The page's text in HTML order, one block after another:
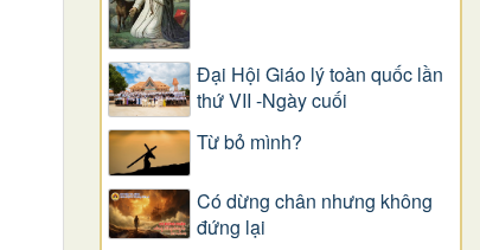
Đại Hội Giáo lý toàn quốc lần
thứ VII -Ngày cuối
Từ bỏ mình?
Có dừng chân nhưng không
đứng lại